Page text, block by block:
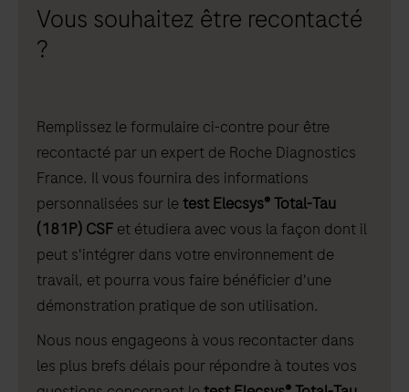
Vous souhaitez être recontacté
?
Remplissez le formulaire ci-contre pour être
recontacté par un expert de Roche Diagnostics
France. Il vous fournira des informations
personnalisées sur letest Elecsys® Total-Tau
(181P) CSF et étudiera avec vous la façon dont il
peut s'intégrer dans votre environnement de
travail, et pourra vous faire bénéficier d'une
démonstration pratique de son utilisation.
Nous nous engageons à vous recontacter dans
les plus brefs délais pour répondre à toutes vos